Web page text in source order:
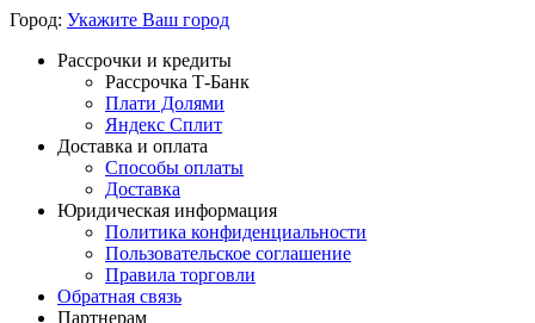
Город: Укажите Ваш город
Рассрочки и кредиты
Рассрочка Т-Банк
Плати Долями
Яндекс Сплит
Доставка и оплата
Способы оплаты
Доставка
Юридическая информация
Политика конфиденциальности
Пользовательское соглашение
Правила торговли
Обратная связь
Партнерам